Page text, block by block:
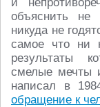
объяснить не
никуда не
самое что ни
результаты
смелые мечты
написал в
обращение к